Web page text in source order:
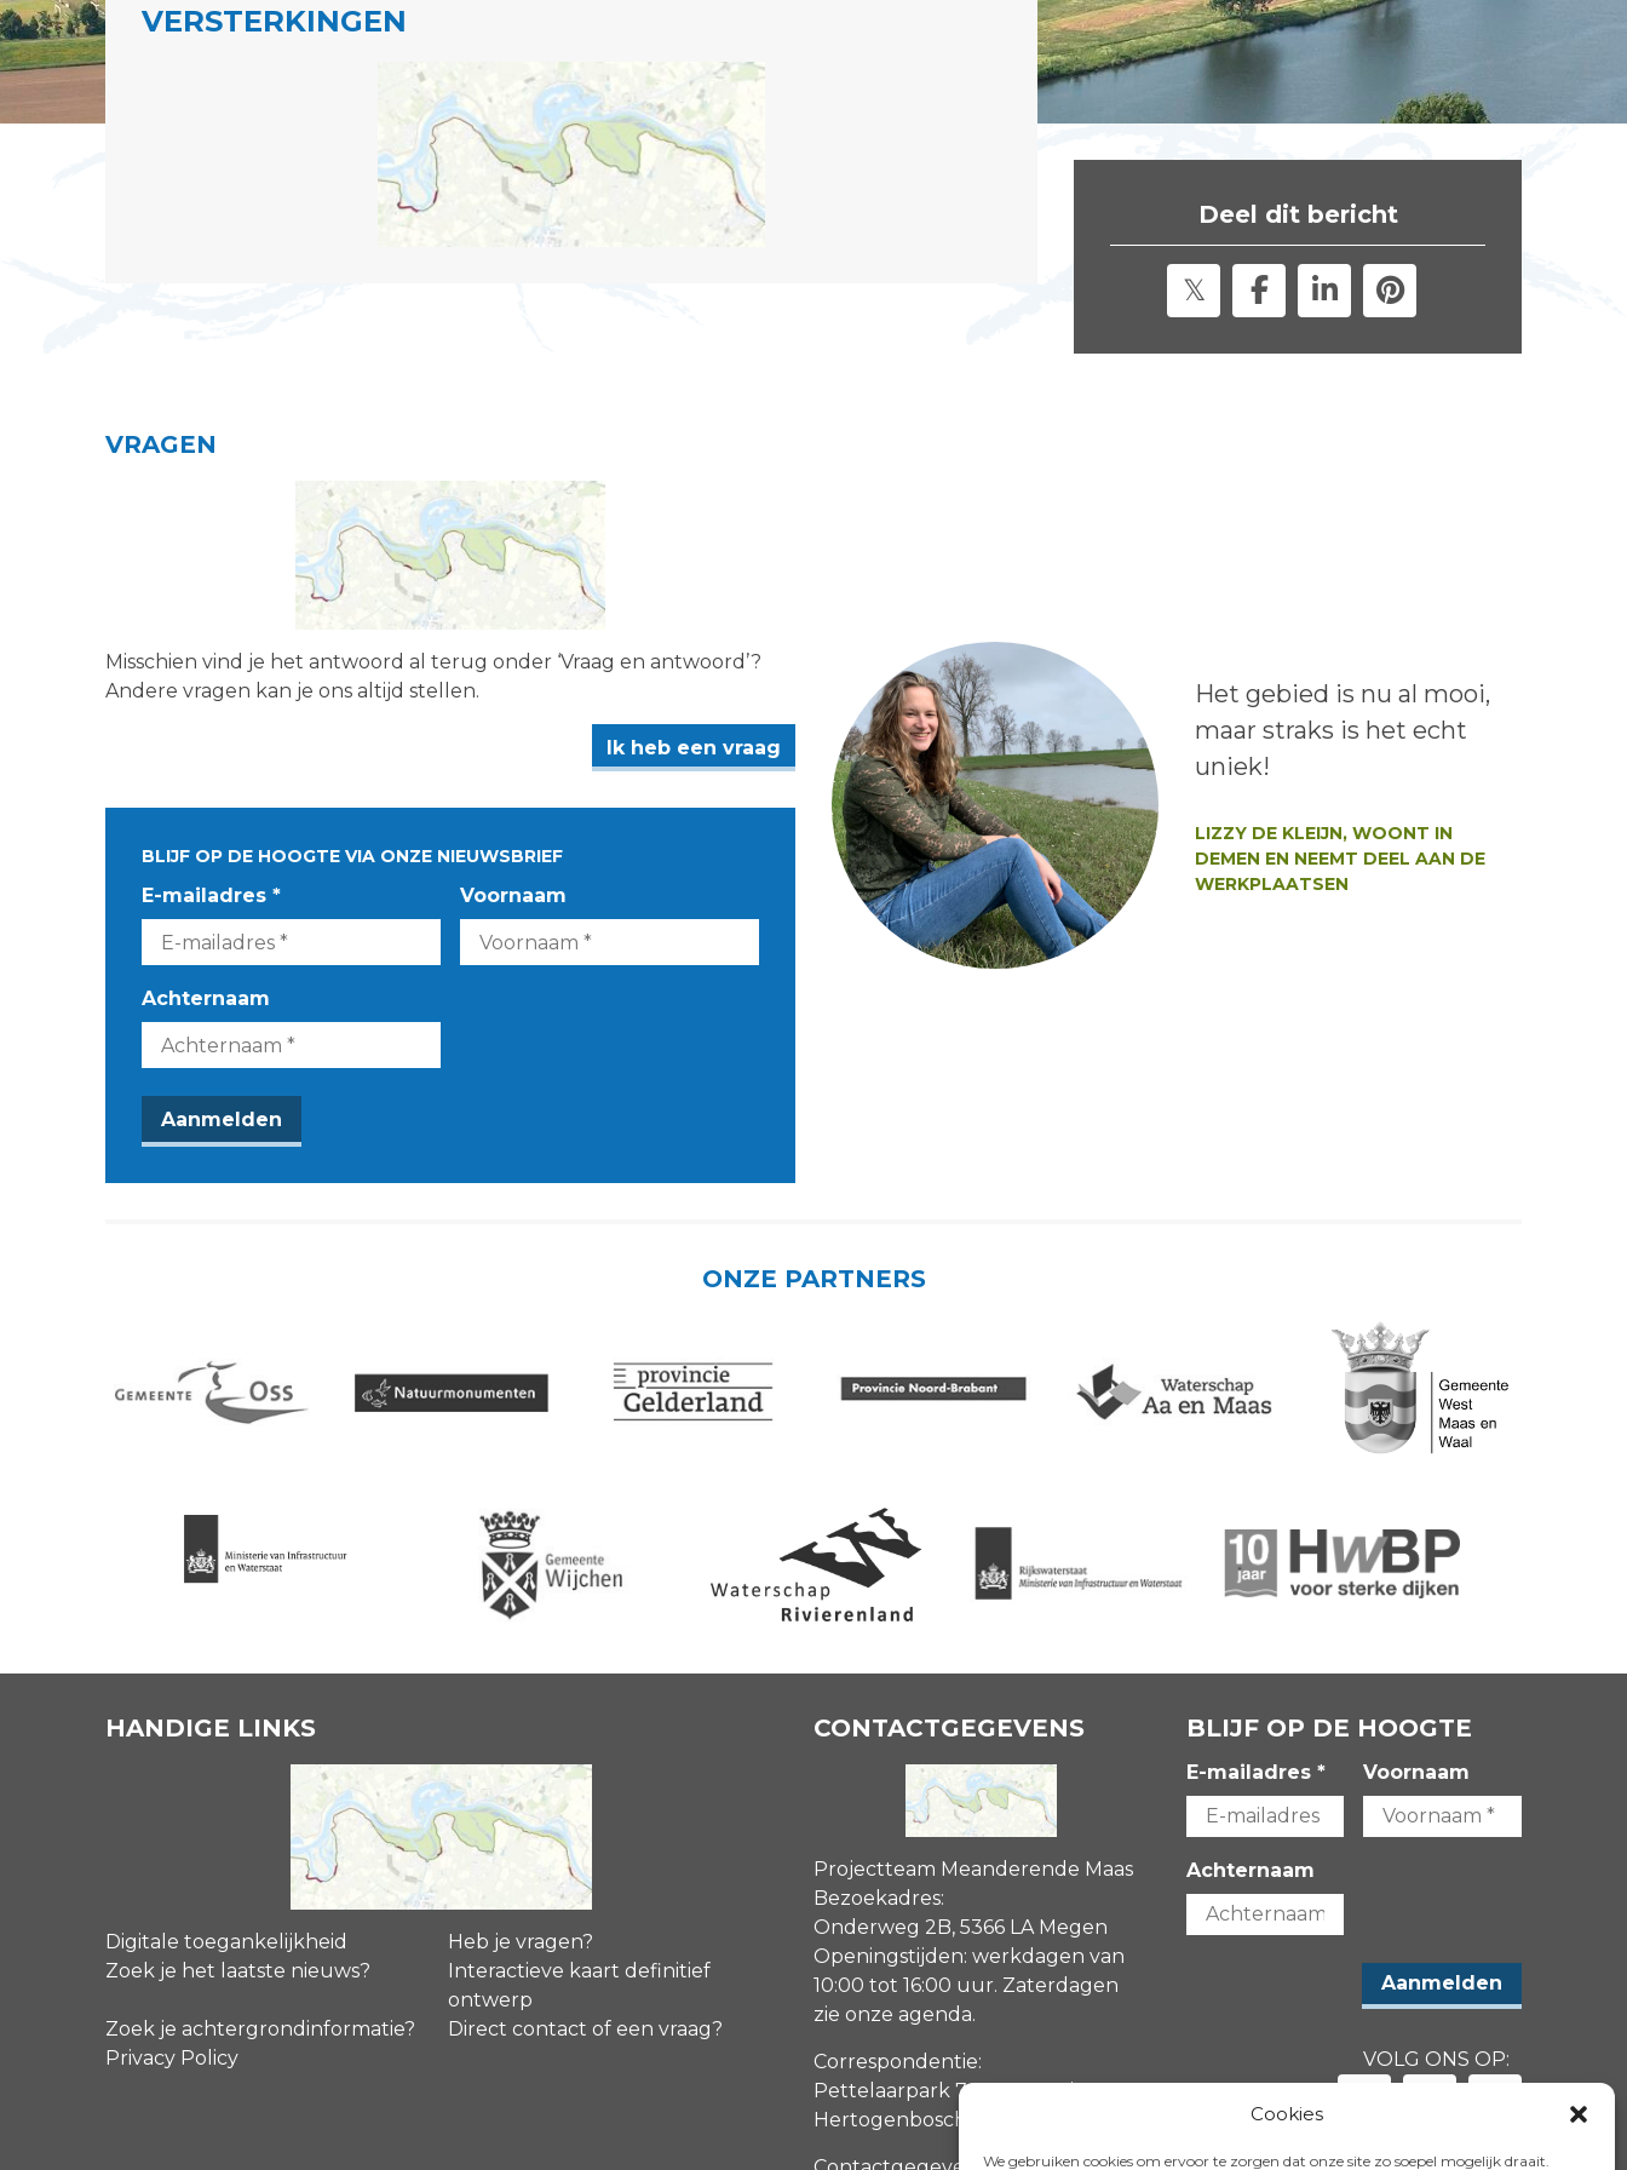
Cookies
We gebruiken cookies om ervoor te zorgen dat onze site zo soepel mogelijk draait.
VERSTERKINGEN
Deel dit bericht
VRAGEN
Misschien vind je het antwoord al terug onder ‘Vraag en antwoord’?
Andere vragen kan je ons altijd stellen.
Ik heb een vraag
BLIJF OP DE HOOGTE VIA ONZE NIEUWSBRIEF
E-mailadres * Voornaam
Achternaam
Lees het bericht:
Het gebied is nu al mooi,
maar straks is het echt
uniek!
LIZZY DE KLEIJN, WOONT IN
DEMEN EN NEEMT DEEL AAN DE
WERKPLAATSEN
ONZE PARTNERS
HANDIGE LINKS
Digitale toegankelijkheid
Heb je vragen?
Zoek je het laatste nieuws?
Interactieve kaart definitief
ontwerp
Zoek je achtergrondinformatie?
Direct contact of een vraag?
Privacy Policy
CONTACTGEGEVENS
Projectteam Meanderende Maas
Bezoekadres:
Onderweg 2B, 5366 LA Megen
Openingstijden: werkdagen van
10:00 tot 16:00 uur. Zaterdagen
zie onze agenda.
Correspondentie:
Pettelaarpark 70, 5216 PP ‘s-
Hertogenbosch
BLIJF OP DE HOOGTE
E-mailadres * Voornaam
Achternaam
VOLG ONS OP: